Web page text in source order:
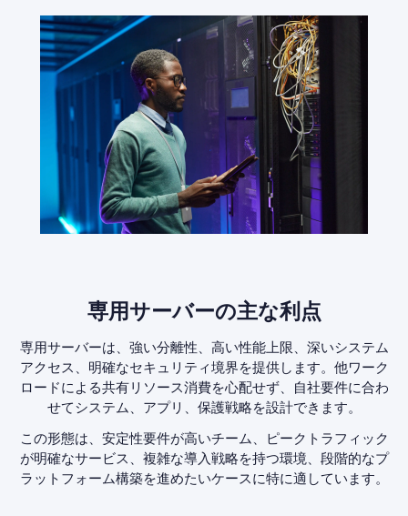
専用サーバーの主な利点
専用サーバーは、強い分離性、高い性能上限、深いシステム
アクセス、明確なセキュリティ境界を提供します。他ワーク
ロードによる共有リソース消費を心配せず、自社要件に合わ
せてシステム、アプリ、保護戦略を設計できます。
この形態は、安定性要件が高いチーム、ピークトラフィック
が明確なサービス、複雑な導入戦略を持つ環境、段階的なプ
ラットフォーム構築を進めたいケースに特に適しています。